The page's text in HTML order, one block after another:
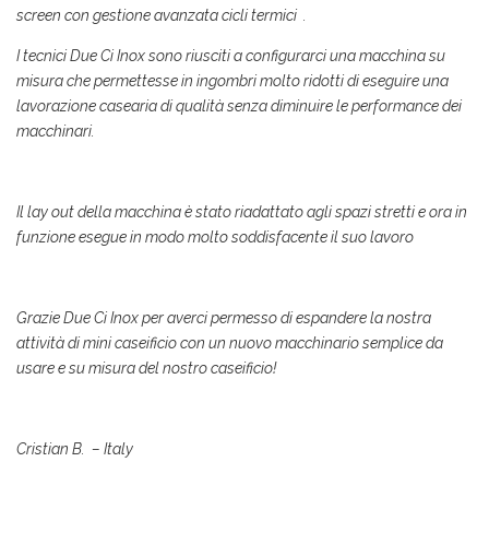
screen con gestione avanzata cicli termici .
I tecnici Due Ci Inox sono riusciti a configurarci una macchina su
misura che permettesse in ingombri molto ridotti di eseguire una
lavorazione casearia di qualità senza diminuire le performance dei
macchinari.
Il lay out della macchina è stato riadattato agli spazi stretti e ora in
funzione esegue in modo molto soddisfacente il suo lavoro
Grazie Due Ci Inox per averci permesso di espandere la nostra
attività di mini caseificio con un nuovo macchinario semplice da
usare e su misura del nostro caseificio!
Cristian B. – Italy